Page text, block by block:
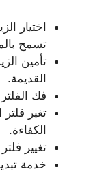
اختيار
تسمح
تأمين
القديمة.
فك
تغير
الكفاءة.
تغيير
خدمة